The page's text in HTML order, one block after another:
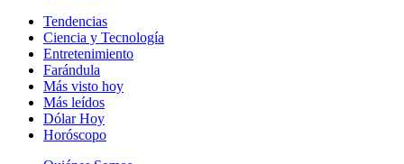
Tendencias
Ciencia y Tecnología
Entretenimiento
Farándula
Más visto hoy
Más leídos
Dólar Hoy
Horóscopo